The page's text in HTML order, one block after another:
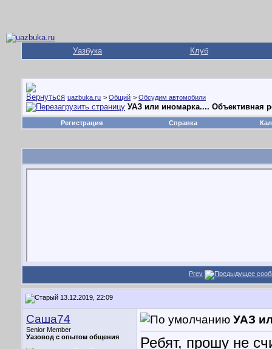
Уазбука Клуб
uazbuka.ru > Общий > Обсудим автомобили
УАЗ или иномарка.... Объективная
Регистрация Справка
Prev
13.12.2019, 22:09
Саша74
Senior Member
Уазовод с опытом общения
УАЗ
Ребят, прошу не